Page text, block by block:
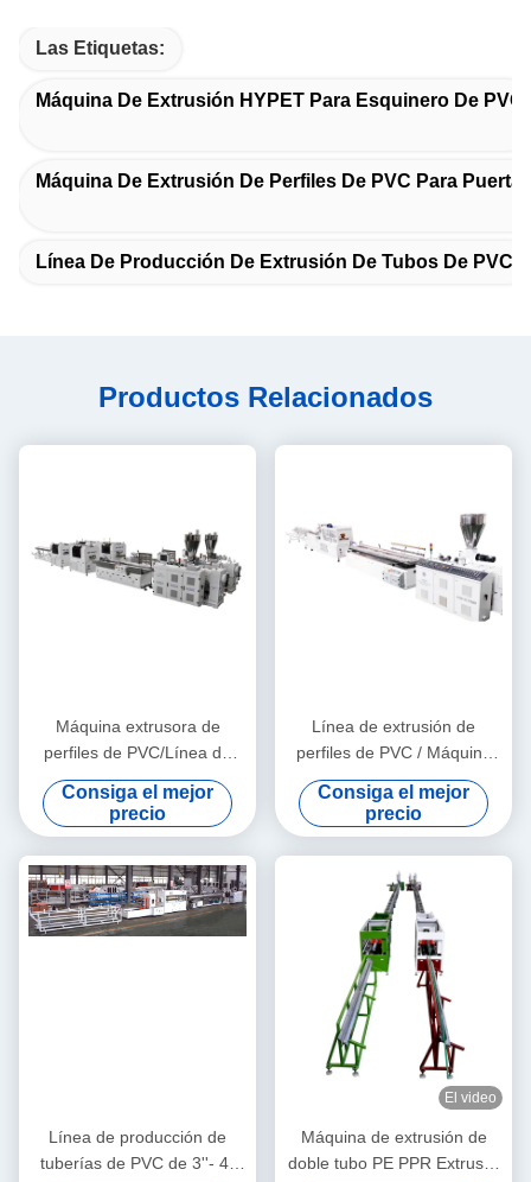
Las Etiquetas:
Máquina De Extrusión HYPET Para Esquinero De PVC
Máquina De Extrusión De Perfiles De PVC Para Puertas
Línea De Producción De Extrusión De Tubos De PVC
Productos Relacionados
Máquina extrusora de
perfiles de PVC/Línea de
extrusión de perfiles de PVC
Consiga el mejor
precio
Línea de extrusión de
perfiles de PVC / Máquina
para fabricar perfiles de PVC
Consiga el mejor
precio
Línea de producción de
tuberías de PVC de 3''- 4''
El video
Máquina de extrusión de
doble tubo PE PPR Extrusor